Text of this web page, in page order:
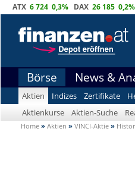
ATX 6 724 0,3% DAX 26 185 0,2%
Börse News &
Aktien Indizes Zertifikate
Aktienkurse
Aktien-Suche
Home » Aktien » VINCI-Aktie »